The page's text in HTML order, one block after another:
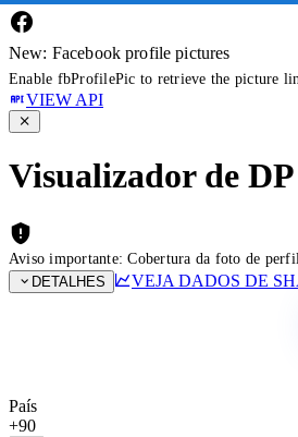
New: Facebook profile pictures
Enable fbProfilePic to retrieve the picture
VIEW API
Visualizador de
Aviso importante: Cobertura da foto de
DETALHES
VEJA DADOS DE
País
+90